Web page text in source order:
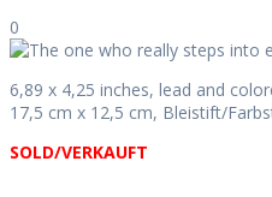
0
6,89 x 4,25 inches, lead and
17,5 cm x 12,5 cm, Bleistift/
SOLD/VERKAUFT